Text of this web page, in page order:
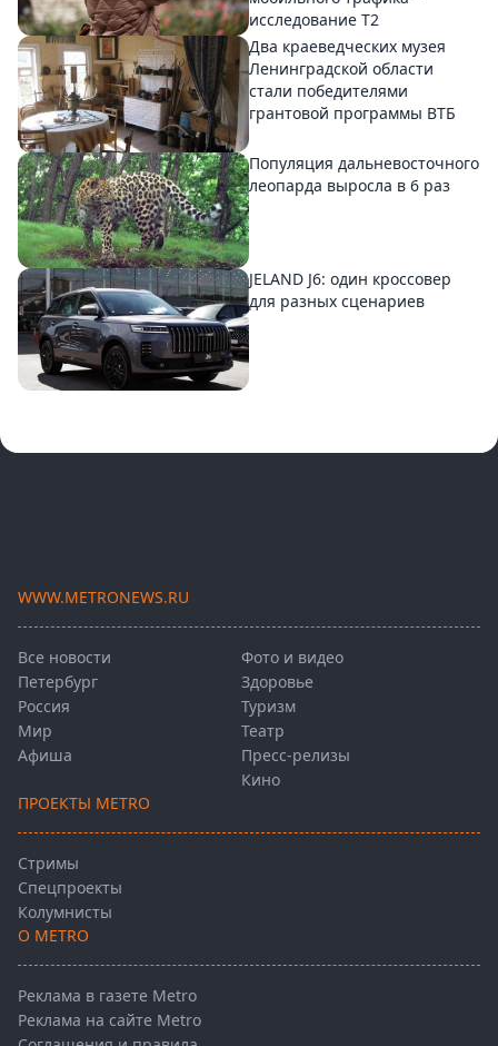
исследование T2
Два краеведческих музея
Ленинградской области
стали победителями
грантовой программы ВТБ
Популяция дальневосточного
леопарда выросла в 6 раз
JELAND J6: один кроссовер
для разных сценариев
WWW.METRONEWS.RU
Все новости
Петербург
Россия
Мир
Афиша
Фото и видео
Здоровье
Туризм
Театр
Пресс-релизы
Кино
ПРОЕКТЫ METRO
Стримы
Спецпроекты
Колумнисты
О METRO
Реклама в газете Metro
Реклама на сайте Metro